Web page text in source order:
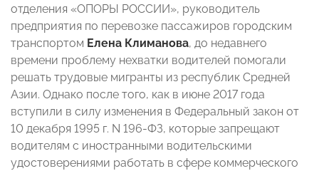
отделения «ОПОРЫ РОССИИ», руководитель
предприятия по перевозке пассажиров городским
транспортом Елена Климанова, до недавнего
времени проблему нехватки водителей помогали
решать трудовые мигранты из республик Средней
Азии. Однако после того, как в июне 2017 года
вступили в силу изменения в Федеральный закон от
10 декабря 1995 г. N 196-ФЗ, которые запрещают
водителям с иностранными водительскими
удостоверениями работать в сфере коммерческого